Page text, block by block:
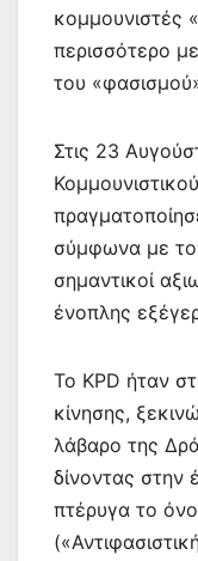
κομμουνιστές
περισσότερο
του
Στις 23
σύμφωνα με
σημαντικοί
ένοπλης
Το KPD ήταν
κίνησης,
λάβαρο της
δίνοντας στην
πτέρυγα το